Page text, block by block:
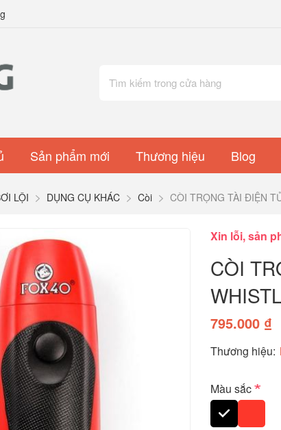
Sản phẩm mới Thương hiệu Blog
LỘI DỤNG CỤ KHÁC Còi CÒI TRỌNG TÀI ĐIỆN
Xin lỗi, sản
CÒI
795.000 ₫
Thương hiệu:
Màu sắc*